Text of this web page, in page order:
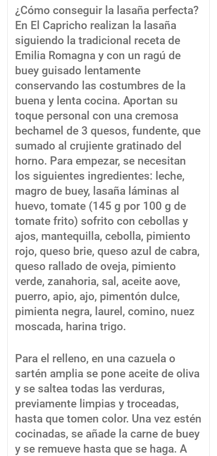
¿Cómo conseguir la lasaña perfecta?
En El Capricho realizan la lasaña
siguiendo la tradicional receta de
Emilia Romagna y con un ragú de
buey guisado lentamente
conservando las costumbres de la
buena y lenta cocina. Aportan su
toque personal con una cremosa
bechamel de 3 quesos, fundente, que
sumado al crujiente gratinado del
horno. Para empezar, se necesitan
los siguientes ingredientes: leche,
magro de buey, lasaña láminas al
huevo, tomate (145 g por 100 g de
tomate frito) sofrito con cebollas y
ajos, mantequilla, cebolla, pimiento
rojo, queso brie, queso azul de cabra,
queso rallado de oveja, pimiento
verde, zanahoria, sal, aceite aove,
puerro, apio, ajo, pimentón dulce,
pimienta negra, laurel, comino, nuez
moscada, harina trigo.
Para el relleno, en una cazuela o
sartén amplia se pone aceite de oliva
y se saltea todas las verduras,
previamente limpias y troceadas,
hasta que tomen color. Una vez estén
cocinadas, se añade la carne de buey
y se remueve hasta que se haga. A